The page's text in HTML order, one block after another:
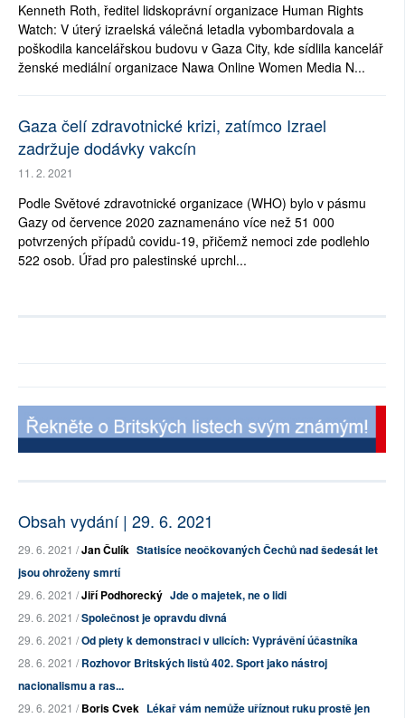
Kenneth Roth, ředitel lidskoprávní organizace Human Rights
Watch: V úterý izraelská válečná letadla vybombardovala a
poškodila kancelářskou budovu v Gaza City, kde sídlila kancelář
ženské mediální organizace Nawa Online Women Media N...
Gaza čelí zdravotnické krizi, zatímco Izrael
zadržuje dodávky vakcín
11. 2. 2021
Podle Světové zdravotnické organizace (WHO) bylo v pásmu
Gazy od července 2020 zaznamenáno více než 51 000
potvrzených případů covidu-19, přičemž nemoci zde podlehlo
522 osob. Úřad pro palestinské uprchl...
Obsah vydání | 29. 6. 2021
29. 6. 2021 /Jan Čulík Statisíce neočkovaných Čechů nad šedesát let
jsou ohroženy smrtí
29. 6. 2021 /Jiří Podhorecký Jde o majetek, ne o lidi
29. 6. 2021 /Společnost je opravdu divná
29. 6. 2021 /Od piety k demonstraci v ulicích: Vyprávění účastníka
28. 6. 2021 /Rozhovor Britských listů 402. Sport jako nástroj
nacionalismu a ras...
29. 6. 2021 /Boris Cvek Lékař vám nemůže uříznout ruku prostě jen